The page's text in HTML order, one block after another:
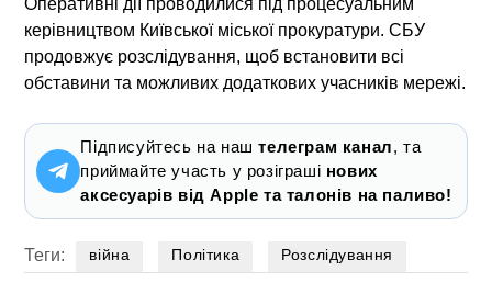
Оперативні дії проводилися під процесуальним
керівництвом Київської міської прокуратури. СБУ
продовжує розслідування, щоб встановити всі
обставини та можливих додаткових учасників мережі.
Підписуйтесь на наштелеграм канал, та
приймайте участь у розіграші нових
аксесуарів від Apple та талонів на паливо!
Теги: війна Політика Розслідування